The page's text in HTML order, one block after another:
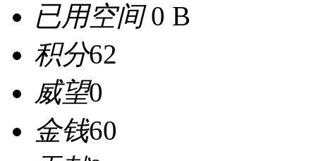
已用空间0 B
积分62
威望0
金钱60